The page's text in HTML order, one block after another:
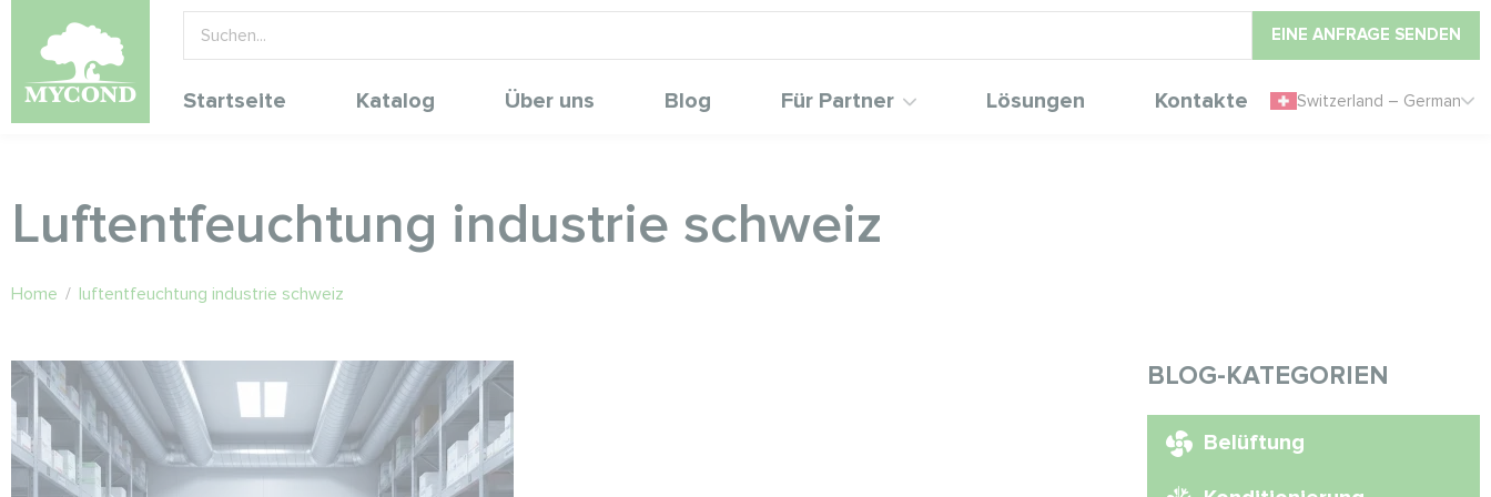
EINE ANFRAGE SENDEN
Startseite Katalog Über uns Blog Für Partner Lösungen Kontakte Switzerland – German
Luftentfeuchtung industrie schweiz
Home / luftentfeuchtung industrie schweiz
BLOG-KATEGORIEN
Belüftung